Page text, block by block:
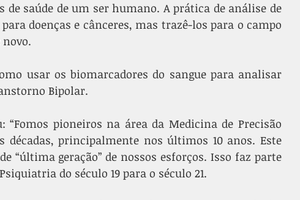
de saúde de um ser humano. A prática de análise de
doenças e cânceres, mas trazê-los para o campo
usar os biomarcadores do sangue para analisar
Bipolar.
“Fomos pioneiros na área da Medicina de Precisão
principalmente nos últimos 10 anos. Este
“última geração” de nossos esforços. Isso faz parte
do século 19 para o século 21.